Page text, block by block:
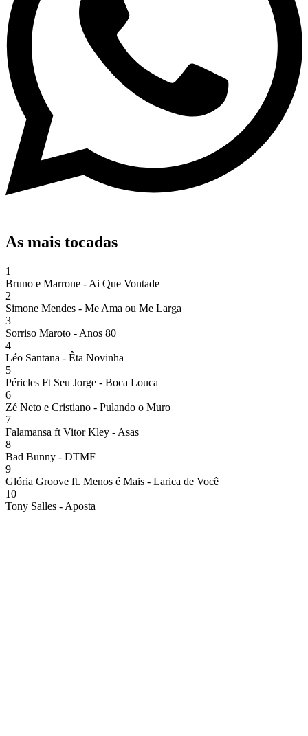
As mais tocadas
1
Bruno e Marrone - Ai Que Vontade
2
Simone Mendes - Me Ama ou Me Larga
3
Sorriso Maroto - Anos 80
4
Léo Santana - Êta Novinha
5
Péricles Ft Seu Jorge - Boca Louca
6
Zé Neto e Cristiano - Pulando o Muro
7
Falamansa ft Vitor Kley - Asas
8
Bad Bunny - DTMF
9
Glória Groove ft. Menos é Mais - Larica de Você
10
Tony Salles - Aposta